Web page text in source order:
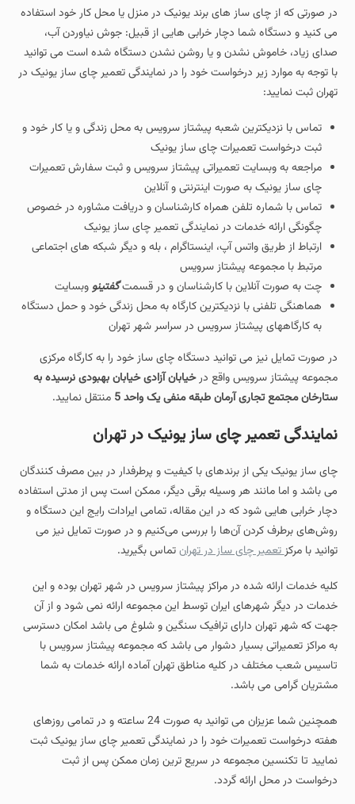
در صورتی که از چای ساز های برند یونیک در منزل یا محل کار خود استفاده
می کنید و دستگاه شما دچار خرابی هایی از قبیل: جوش نیاوردن آب،
صدای زیاد، خاموش نشدن و یا روشن نشدن دستگاه شده است می توانید
با توجه به موارد زیر درخواست خود را در نمایندگی تعمیر چای ساز یونیک در
تهران ثبت نمایید:
تماس با نزدیکترین شعبه پیشتاز سرویس به محل زندگی و یا کار خود و
ثبت درخواست تعمیرات چای ساز یونیک
مراجعه به وبسایت تعمیراتی پیشتاز سرویس و ثبت سفارش تعمیرات
چای ساز یونیک به صورت اینترنتی و آنلاین
تماس با شماره تلفن همراه کارشناسان و دریافت مشاوره در خصوص
چگونگی ارائه خدمات در نمایندگی تعمیر چای ساز یونیک
ارتباط از طریق واتس آپ، اینستاگرام ، بله و دیگر شبکه های اجتماعی
مرتبط با مجموعه پیشتاز سرویس
چت به صورت آنلاین با کارشناسان و در قسمتگفتینووبسایت
هماهنگی تلفنی با نزدیکترین کارگاه به محل زندگی خود و حمل دستگاه
به کارگاههای پیشتاز سرویس در سراسر شهر تهران
در صورت تمایل نیز می توانید دستگاه چای ساز خود را به کارگاه مرکزی
مجموعه پیشتاز سرویس واقع درخیابان آزادی خیابان بهبودی نرسیده به
ستارخان مجتمع تجاری آرمان طبقه منفی یک واحد 5 منتقل نمایید.
نمایندگی تعمیر چای ساز یونیک در تهران
چای‌ ساز یونیک یکی از برندهای با کیفیت و پرطرفدار در بین مصرف‌ کنندگان
می باشد و اما مانند هر وسیله برقی دیگر، ممکن است پس از مدتی استفاده
دچار خرابی هایی شود که در این مقاله، تمامی ایرادات رایج این دستگاه و
روش‌های برطرف کردن آن‌ها را بررسی می‌کنیم و در صورت تمایل نیز می
توانید با مرکزتعمیر چای ساز در تهرانتماس بگیرید.
کلیه خدمات ارائه شده در مراکز پیشتاز سرویس در شهر تهران بوده و این
خدمات در دیگر شهرهای ایران توسط این مجموعه ارائه نمی شود و از آن
جهت که شهر تهران دارای ترافیک سنگین و شلوغ می باشد امکان دسترسی
به مراکز تعمیراتی بسیار دشوار می باشد که مجموعه پیشتاز سرویس با
تاسیس شعب مختلف در کلیه مناطق تهران آماده ارائه خدمات به شما
مشتریان گرامی می باشد.
همچنین شما عزیزان می توانید به صورت 24 ساعته و در تمامی روزهای
هفته درخواست تعمیرات خود را در نمایندگی تعمیر چای ساز یونیک ثبت
نمایید تا تکنسین مجموعه در سریع ترین زمان ممکن پس از ثبت
درخواست در محل ارائه گردد.